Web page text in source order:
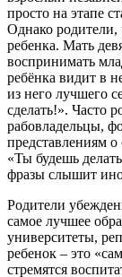
просто на этапе
Однако родители,
ребенка. Мать
воспринимать
ребёнка видит в
из него лучшего
сделать!». Часто
рабовладельцы,
представлениям о
«Ты будешь
фразы слышит
Родители
самое лучшее
университеты,
ребенок – это
стремятся